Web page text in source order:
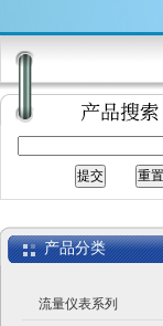
产品分类
流量仪表系列